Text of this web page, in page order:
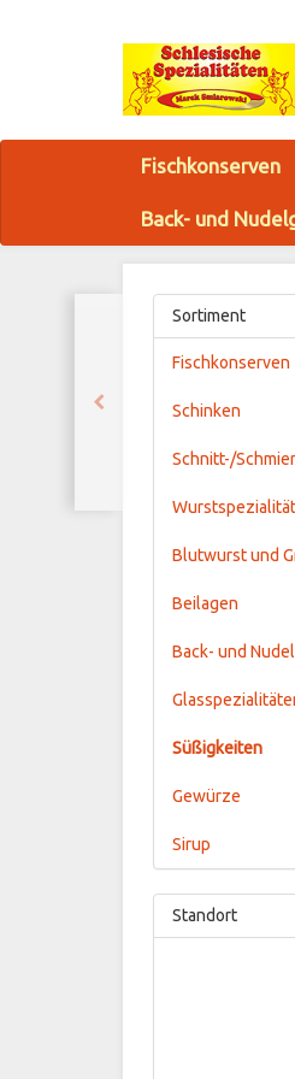
Fischkonserven
Back- und
Sortiment
Fischkonserven
Schinken
Schnitt-/
Blutwurst und
Beilagen
Back- und
Süßigkeiten
Gewürze
Sirup
Standort